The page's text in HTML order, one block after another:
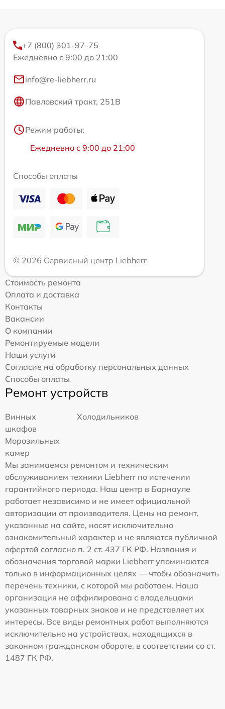
+7 (800) 301-97-75
Ежедневно с 9:00 до 21:00
info@re-liebherr.ru
Павловский тракт, 251В
Режим работы:
Ежедневно с 9:00 до 21:00
Способы оплаты
© 2026 Сервисный центр Liebherr
Стоимость ремонта
Оплата и доставка
Контакты
Вакансии
О компании
Ремонтируемые модели
Наши услуги
Согласие на обработку персональных данных
Способы оплаты
Ремонт устройств
Винных
шкафов
Холодильников
Морозильных
камер
Мы занимаемся ремонтом и техническим
обслуживанием техники Liebherr по истечении
гарантийного периода. Наш центр в Барнауле
работает независимо и не имеет официальной
авторизации от производителя. Цены на ремонт,
указанные на сайте, носят исключительно
ознакомительный характер и не являются публичной
офертой согласно п. 2 ст. 437 ГК РФ. Названия и
обозначения торговой марки Liebherr упоминаются
только в информационных целях — чтобы обозначить
перечень техники, с которой мы работаем. Наша
организация не аффилирована с владельцами
указанных товарных знаков и не представляет их
интересы. Все виды ремонтных работ выполняются
исключительно на устройствах, находящихся в
законном гражданском обороте, в соответствии со ст.
1487 ГК РФ.